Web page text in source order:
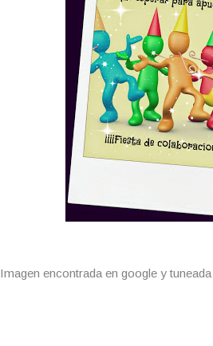
Imagen encontrada en google y